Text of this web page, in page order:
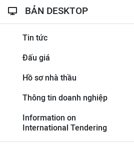
BẢN DESKTOP
Tin tức
Đấu giá
Hồ sơ nhà thầu
Thông tin doanh nghiệp
Information on
International Tendering